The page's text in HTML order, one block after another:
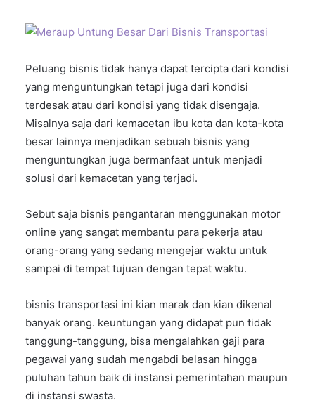
Peluang bisnis tidak hanya dapat tercipta dari kondisi
yang menguntungkan tetapi juga dari kondisi
terdesak atau dari kondisi yang tidak disengaja.
Misalnya saja dari kemacetan ibu kota dan kota-kota
besar lainnya menjadikan sebuah bisnis yang
menguntungkan juga bermanfaat untuk menjadi
solusi dari kemacetan yang terjadi.
Sebut saja bisnis pengantaran menggunakan motor
online yang sangat membantu para pekerja atau
orang-orang yang sedang mengejar waktu untuk
sampai di tempat tujuan dengan tepat waktu.
bisnis transportasi ini kian marak dan kian dikenal
banyak orang. keuntungan yang didapat pun tidak
tanggung-tanggung, bisa mengalahkan gaji para
pegawai yang sudah mengabdi belasan hingga
puluhan tahun baik di instansi pemerintahan maupun
di instansi swasta.